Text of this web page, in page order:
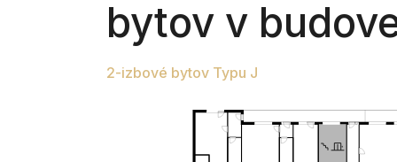
bytov v
2-izbové bytov Typu J